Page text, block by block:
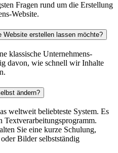
Fragen rund um die Erstellung
Website.
Website erstellen lassen möchte?
klassische Unternehmens-
davon, wie schnell wir Inhalte
ändern?
weltweit beliebteste System. Es
Textverarbeitungsprogramm.
Sie eine kurze Schulung,
Bilder selbstständig